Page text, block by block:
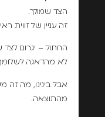
הצד שמולך.
זה עניין של זווית
החתול – יגרום לצד
לא מהדאגה
אבל בינינו, מה זה
מהתוצאה.